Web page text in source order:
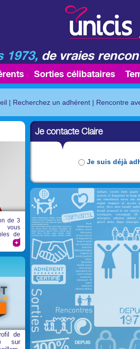
1973, de vraies
Sorties célibataires
| Recherchez un adhérent | Rencontre
de 3
de
de
sur
Je contacte Claire
Je suis déjà